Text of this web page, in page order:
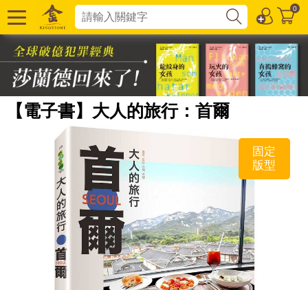
0
【電子書】大人的旅行：首爾
固定
版型